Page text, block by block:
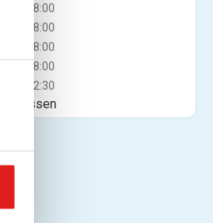
- 18:00
- 18:00
- 18:00
- 18:00
- 12:30